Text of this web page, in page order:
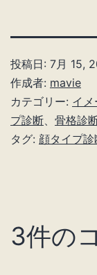
投稿日: 7月 15,
作成者: mavie
カテゴリー: イ
プ診断、 骨格診
タグ: 顔タイプ診
3件の